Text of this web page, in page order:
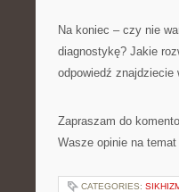
Na koniec – czy nie
diagnostykę? Jakie
odpowiedź znajdziecie
Zapraszam do
Wasze opinie na
CATEGORIES: